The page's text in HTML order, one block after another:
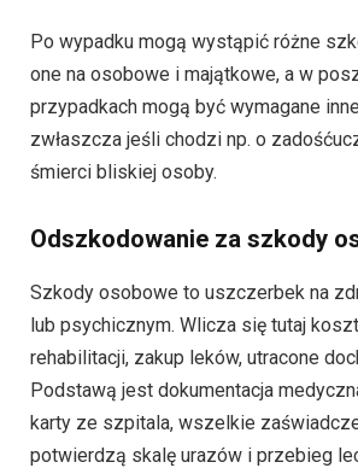
Po wypadku mogą wystąpić różne
one na osobowe i majątkowe, a w
przypadkach mogą być wymagane
zwłaszcza jeśli chodzi np. o
śmierci bliskiej osoby.
Odszkodowanie za szkody
Szkody osobowe to uszczerbek na
lub psychicznym. Wlicza się tutaj
rehabilitacji, zakup leków, utracone
Podstawą jest dokumentacja
karty ze szpitala, wszelkie
potwierdzą skalę urazów i przebieg